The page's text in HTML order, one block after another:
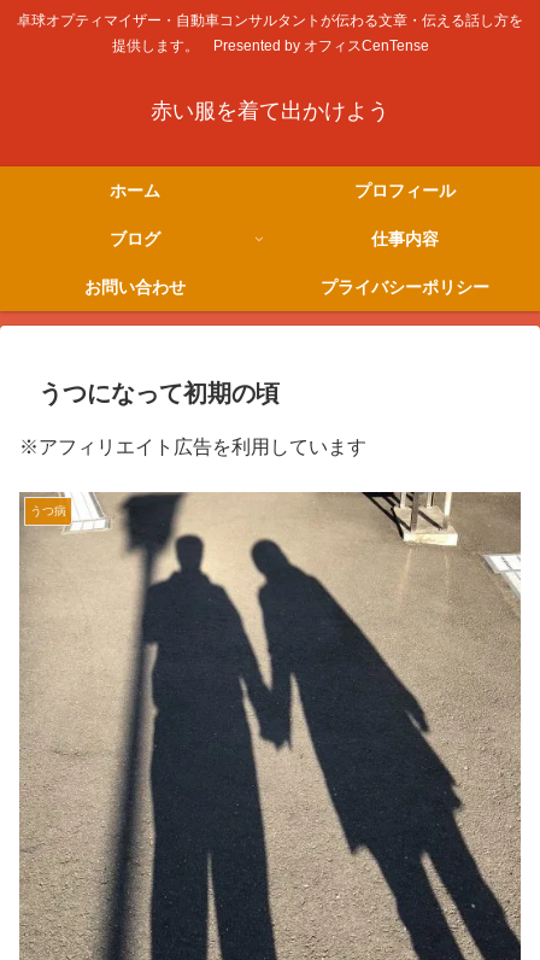
卓球オプティマイザー・自動車コンサルタントが伝わる文章・伝える話し方を
提供します。 Presented by オフィスCenTense
赤い服を着て出かけよう
ホーム プロフィール
ブログ 仕事内容
お問い合わせ プライバシーポリシー
うつになって初期の頃
※アフィリエイト広告を利用しています
うつ病